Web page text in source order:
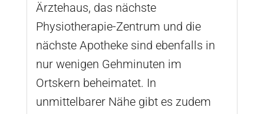
Ärztehaus, das nächste
Physiotherapie-Zentrum und die
nächste Apotheke sind ebenfalls in
nur wenigen Gehminuten im
Ortskern beheimatet. In
unmittelbarer Nähe gibt es zudem